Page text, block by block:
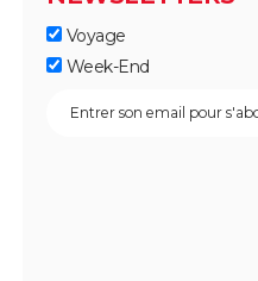
Voyage
Week-End